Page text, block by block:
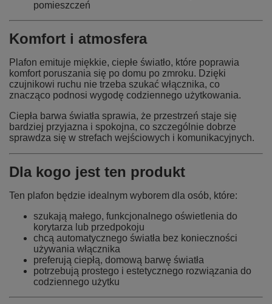
pomieszczeń
Komfort i atmosfera
Plafon emituje miękkie, ciepłe światło, które poprawia
komfort poruszania się po domu po zmroku. Dzięki
czujnikowi ruchu nie trzeba szukać włącznika, co
znacząco podnosi wygodę codziennego użytkowania.
Ciepła barwa światła sprawia, że przestrzeń staje się
bardziej przyjazna i spokojna, co szczególnie dobrze
sprawdza się w strefach wejściowych i komunikacyjnych.
Dla kogo jest ten produkt
Ten plafon będzie idealnym wyborem dla osób, które:
szukają małego, funkcjonalnego oświetlenia do
korytarza lub przedpokoju
chcą automatycznego światła bez konieczności
używania włącznika
preferują ciepłą, domową barwę światła
potrzebują prostego i estetycznego rozwiązania do
codziennego użytku